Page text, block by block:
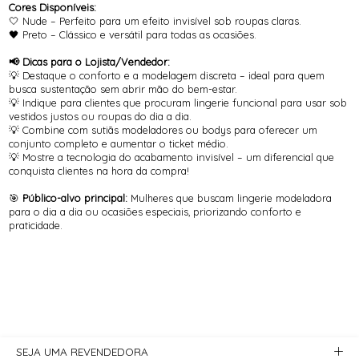
Cores Disponíveis:
🤍 Nude – Perfeito para um efeito invisível sob roupas claras.
🖤 Preto – Clássico e versátil para todas as ocasiões.
📢 Dicas para o Lojista/Vendedor:
💡 Destaque o conforto e a modelagem discreta – ideal para quem
busca sustentação sem abrir mão do bem-estar.
💡 Indique para clientes que procuram lingerie funcional para usar sob
vestidos justos ou roupas do dia a dia.
💡 Combine com sutiãs modeladores ou bodys para oferecer um
conjunto completo e aumentar o ticket médio.
💡 Mostre a tecnologia do acabamento invisível – um diferencial que
conquista clientes na hora da compra!
🎯 Público-alvo principal: Mulheres que buscam lingerie modeladora
para o dia a dia ou ocasiões especiais, priorizando conforto e
praticidade.
SEJA UMA REVENDEDORA